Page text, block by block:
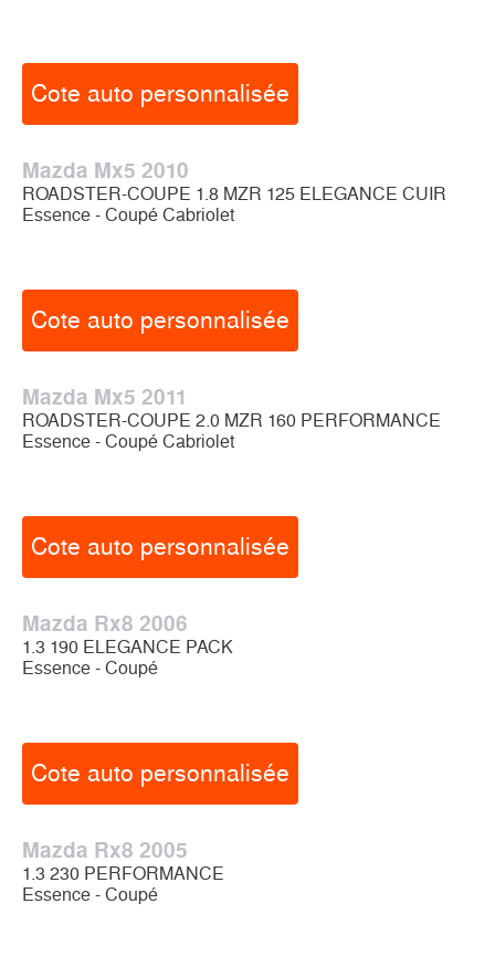
Cote auto personnalisée
Mazda Mx5 2010
ROADSTER-COUPE 1.8 MZR 125 ELEGANCE CUIR
Essence - Coupé Cabriolet
Cote auto personnalisée
Mazda Mx5 2011
ROADSTER-COUPE 2.0 MZR 160 PERFORMANCE
Essence - Coupé Cabriolet
Cote auto personnalisée
Mazda Rx8 2006
1.3 190 ELEGANCE PACK
Essence - Coupé
Cote auto personnalisée
Mazda Rx8 2005
1.3 230 PERFORMANCE
Essence - Coupé